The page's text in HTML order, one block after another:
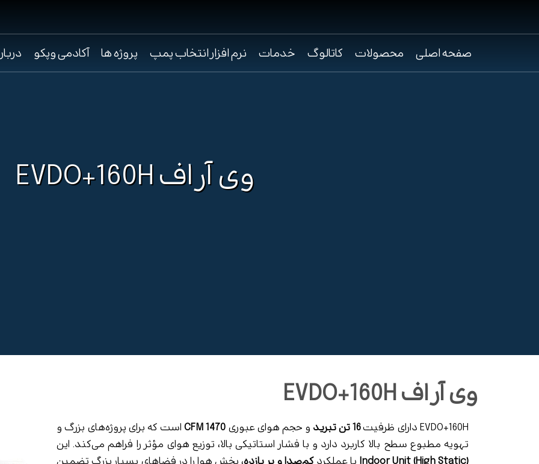
صفحه اصلی محصولات کاتالوگ خدمات نرم افزار انتخاب پمپ پروژه ها آکادمی وپکو
وی آر اف EVDO+160H
وی آر اف EVDO+160H
EVDO+160H دارای ظرفیت 16 تن تبرید و حجم هوای عبوری1470 CFM
است که برای پروژه‌های بزرگ و
تهویه مطبوع سطح بالا کاربرد دارد و با فشار استاتیکی بالا، توزیع هوای مؤثر را فراهم می‌کند. این